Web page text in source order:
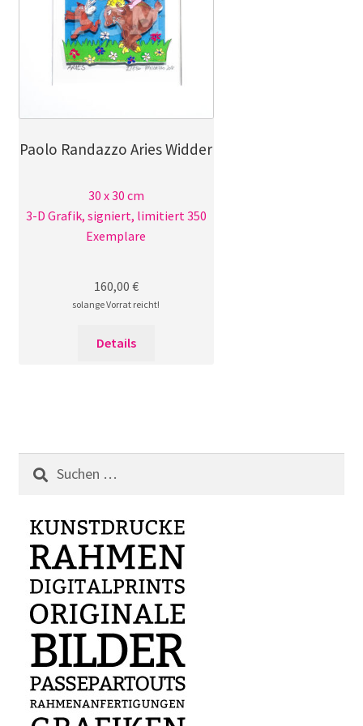
Paolo Randazzo Aries Widder
30 x 30 cm
3-D Grafik, signiert, limitiert 350
Exemplare
160,00 €
solange Vorrat reicht!
Details
Suchen
nach: